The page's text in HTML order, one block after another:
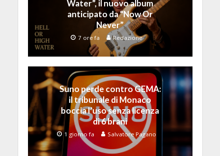
Water”, il nuovo album
anticipato da “Now Or
Never”
7 ore fa Redazione
Suno perde contro GEMA:
il tribunale di Monaco
boccia l’uso senza licenza
di 6 brani
1 giorno fa Salvatore Pagano